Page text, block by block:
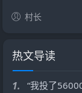
村长
热文导读
1.
“我投了